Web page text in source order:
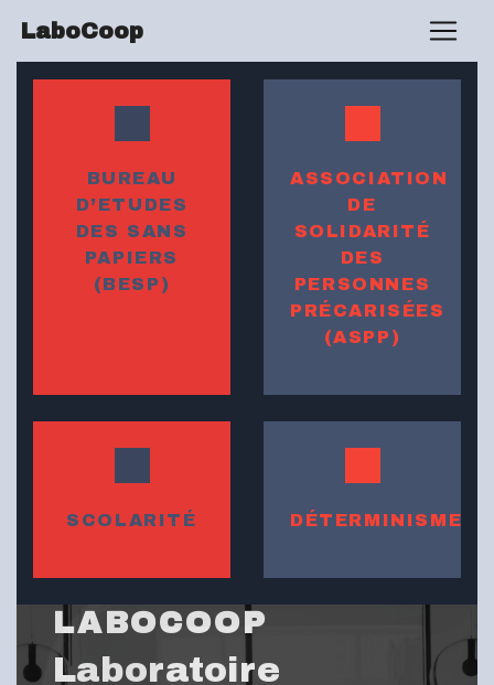
LaboCoop
BUREAU
D’ETUDES
DES SANS
PAPIERS
(BESP)
ASSOCIATION
DE
SOLIDARITÉ
DES
PERSONNES
PRÉCARISÉES
(ASPP)
SCOLARITÉ DÉTERMINISME